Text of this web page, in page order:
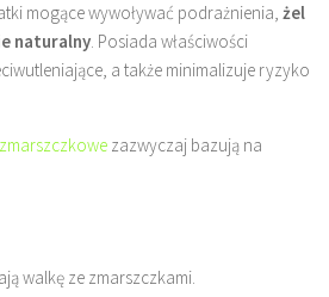
mogące wywoływać podrażnienia, żel
naturalny. Posiada właściwości
a także minimalizuje ryzyko
zazwyczaj bazują na
walkę ze zmarszczkami.